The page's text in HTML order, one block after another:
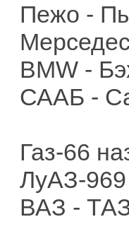
Пежо -
BMW -
СААБ -
Газ-66
ЛуАЗ-
ВАЗ -